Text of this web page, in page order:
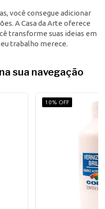
você consegue adicionar
A Casa da Arte oferece
transforme suas ideias em
trabalho merece.
sua navegação
10% OFF